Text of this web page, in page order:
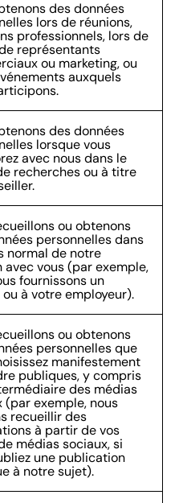
des données
lors de réunions,
professionnels, lors de
représentants
ou marketing, ou
auxquels
des données
lorsque vous
avec nous dans le
recherches ou à titre
ou obtenons
personnelles dans
normal de notre
avec vous (par exemple,
fournissons un
à votre employeur).
ou obtenons
personnelles que
manifestement
publiques, y compris
des médias
(par exemple, nous
recueillir des
à partir de vos
médias sociaux, si
une publication
à notre sujet).